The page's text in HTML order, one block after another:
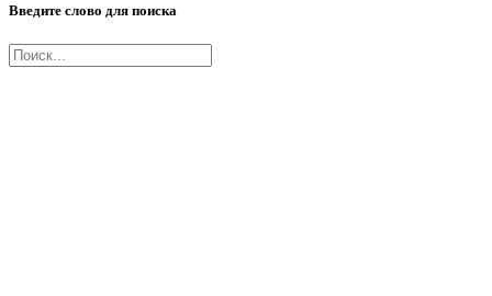
Введите слово для поиска